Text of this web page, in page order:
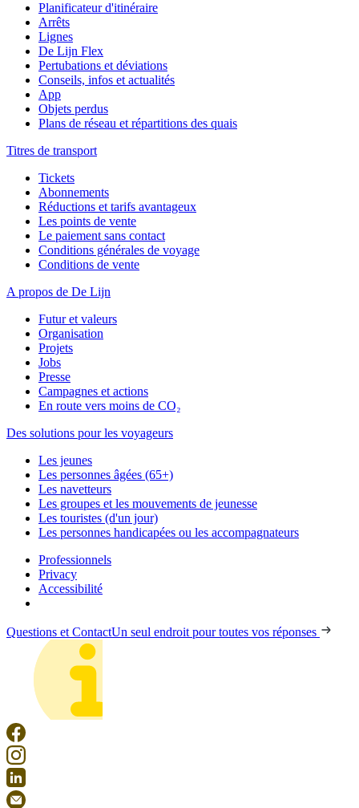
Planificateur d'itinéraire
Arrêts
Lignes
De Lijn Flex
Pertubations et déviations
Conseils, infos et actualités
App
Objets perdus
Plans de réseau et répartitions des quais
Titres de transport
Tickets
Abonnements
Réductions et tarifs avantageux
Les points de vente
Le paiement sans contact
Conditions générales de voyage
Conditions de vente
A propos de De Lijn
Futur et valeurs
Organisation
Projets
Jobs
Presse
Campagnes et actions
En route vers moins de CO₂
Des solutions pour les voyageurs
Les jeunes
Les personnes âgées (65+)
Les navetteurs
Les groupes et les mouvements de jeunesse
Les touristes (d'un jour)
Les personnes handicapées ou les accompagnateurs
Professionnels
Privacy
Accessibilité
Questions et ContactUn seul endroit pour toutes vos réponses